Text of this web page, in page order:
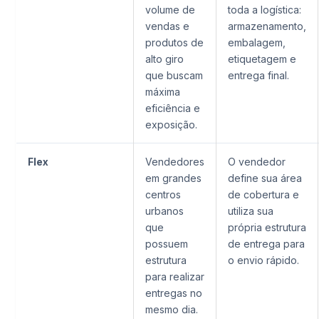
volume de
vendas e
produtos de
alto giro
que buscam
máxima
eficiência e
exposição.
toda a logística:
armazenamento,
embalagem,
etiquetagem e
entrega final.
Flex
Vendedores
em grandes
centros
urbanos
que
possuem
estrutura
para realizar
entregas no
mesmo dia.
O vendedor
define sua área
de cobertura e
utiliza sua
própria estrutura
de entrega para
o envio rápido.